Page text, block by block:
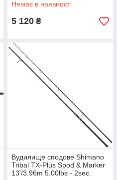
Немає в наявності
5 120 ₴
Вудилище сподове Shimano
Tribal TX-Plus Spod & Marker
13'/3.96m 5.00lbs - 2sec.